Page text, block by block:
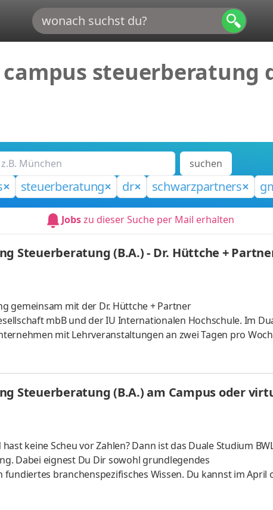
steuerberatung
suchen
steuerberatung dr schwarzpartners
Jobszu dieser Suche per Mail erhalten
Steuerberatung (B.A.) - Dr. Hüttche +
gemeinsam mit der Dr. Hüttche + Partner
mbB und der IU Internationalen Hochschule. Im
mit Lehrveranstaltungen an zwei Tagen pro
Dich dabei, Dein Wissen gezielt zu vertiefen. Dr. Hüttche +
mit Sitz in Erfurt, die Mandant:innen aus dem In- und
Wert auf innovative, unternehmerisch geprägte Lösungen
zu iden
Steuerberatung (B.A.) am Campus oder
keine Scheu vor Zahlen? Dann ist das Duale Studium
Dabei eignest Du Dir sowohl grundlegendes
branchenspezifisches Wissen. Du kannst im April
ganz flexibel virtuell. Deine Praxisphasen absolvierst Du bei
Dein Studium ohne Numerus clausus oder